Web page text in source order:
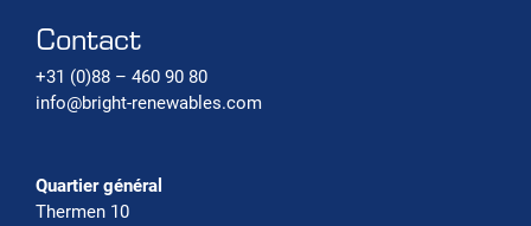
Contact
+31 (0)88 – 460 90 80
info@bright-renewables.com
Quartier général
Thermen 10